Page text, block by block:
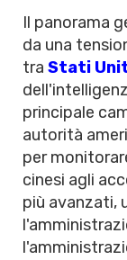
Il panorama
da una
tra Stati
principale
autorità
per
cinesi agli
più avanzati,